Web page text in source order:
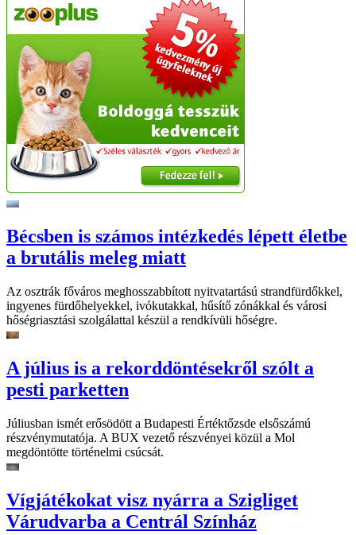
Bécsben is számos intézkedés lépett életbe
a brutális meleg miatt
Az osztrák főváros meghosszabbított nyitvatartású strandfürdőkkel,
ingyenes fürdőhelyekkel, ivókutakkal, hűsítő zónákkal és városi
hőségriasztási szolgálattal készül a rendkívüli hőségre.
A július is a rekorddöntésekről szólt a
pesti parketten
Júliusban ismét erősödött a Budapesti Értéktőzsde elsőszámú
részvénymutatója. A BUX vezető részvényei közül a Mol
megdöntötte történelmi csúcsát.
Vígjátékokat visz nyárra a Szigliget
Várudvarba a Centrál Színház